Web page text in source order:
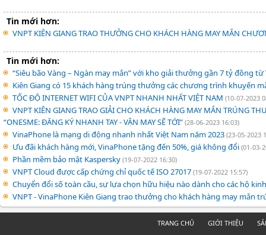
Tin mới hơn:
VNPT KIÊN GIANG TRAO THƯỞNG CHO KHÁCH HÀNG MAY MẮN
Tin mới hơn:
“Siêu bão Vàng – Ngàn may mắn” với kho giải thưởng gần 7 tỷ đồng
Kiên Giang có 15 khách hàng trúng thưởng các chương trình khuyến
TỐC ĐỘ INTERNET WIFI CỦA VNPT NHANH NHẤT VIỆT NAM (10-07-2023
VNPT KIÊN GIANG TRAO GIẢI CHO KHÁCH HÀNG MAY MẮN TRÚNG
“ONESME: ĐĂNG KÝ NHANH TAY - VẬN MAY SẼ TỚI” (28-06-2023 16:03)
VinaPhone là mạng di động nhanh nhất Việt Nam năm 2023 (23-05-2023
Ưu đãi khách hàng mới, VinaPhone tặng đến 50%, giá không đổi (01-03-
Phần mềm bảo mật Kaspersky (19-07-2022 16:30)
VNPT Cloud được cấp chứng chỉ quốc tế ISO 27017 (19-07-2022 15:57)
Chuyển đổi số toàn cầu, sự lựa chọn hữu hiệu nào dành cho các hộ
VNPT - VinaPhone Kiên Giang trao thưởng cho khách hàng may mắn
TRANG CHỦ GIỚI THIỆU